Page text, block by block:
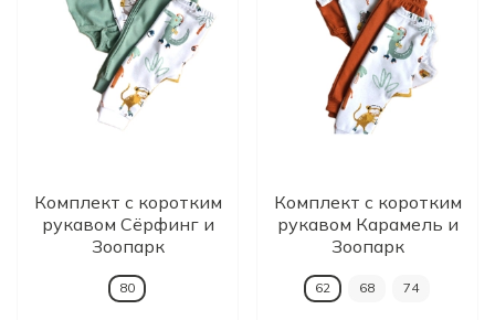
Комплект с коротким
рукавом Сёрфинг и
Зоопарк
80
Комплект с коротким
рукавом Карамель и
Зоопарк
62 68 74